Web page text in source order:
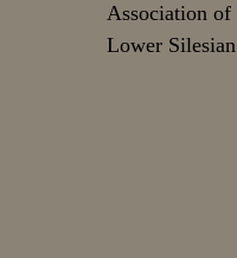
Association of
Lower